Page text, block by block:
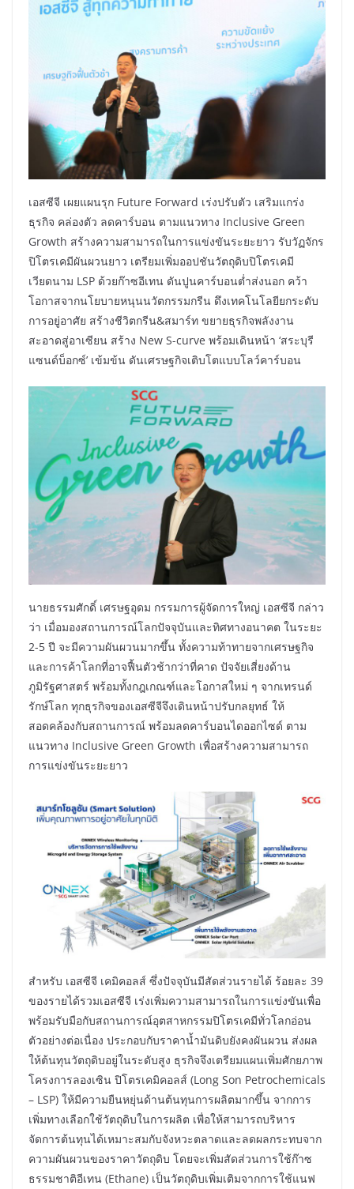
เอสซีจี เผยแผนรุก Future Forward เร่งปรับตัว เสริมแกร่ง
ธุรกิจ คล่องตัว ลดคาร์บอน ตามแนวทาง Inclusive Green
Growth สร้างความสามารถในการแข่งขันระยะยาว รับวัฏจักร
ปิโตรเคมีผันผวนยาว เตรียมเพิ่มออปชันวัตถุดิบปิโตรเคมี
เวียดนาม LSP ด้วยก๊าซอีเทน ดันปูนคาร์บอนต่ำส่งนอก คว้า
โอกาสจากนโยบายหนุนนวัตกรรมกรีน ดึงเทคโนโลยียกระดับ
การอยู่อาศัย สร้างชีวิตกรีน&สมาร์ท ขยายธุรกิจพลังงาน
สะอาดสู่อาเซียน สร้าง New S-curve พร้อมเดินหน้า ‘สระบุรี
แซนด์บ็อกซ์’ เข้มข้น ดันเศรษฐกิจเติบโตแบบโลว์คาร์บอน
นายธรรมศักดิ์ เศรษฐอุดม กรรมการผู้จัดการใหญ่ เอสซีจี กล่าว
ว่า เมื่อมองสถานการณ์โลกปัจจุบันและทิศทางอนาคต ในระยะ
2-5 ปี จะมีความผันผวนมากขึ้น ทั้งความท้าทายจากเศรษฐกิจ
และการค้าโลกที่อาจฟื้นตัวช้ากว่าที่คาด ปัจจัยเสี่ยงด้าน
ภูมิรัฐศาสตร์ พร้อมทั้งกฎเกณฑ์และโอกาสใหม่ ๆ จากเทรนด์
รักษ์โลก ทุกธุรกิจของเอสซีจีจึงเดินหน้าปรับกลยุทธ์ ให้
สอดคล้องกับสถานการณ์ พร้อมลดคาร์บอนไดออกไซด์ ตาม
แนวทาง Inclusive Green Growth เพื่อสร้างความสามารถ
การแข่งขันระยะยาว
สำหรับ เอสซีจี เคมิคอลส์ ซึ่งปัจจุบันมีสัดส่วนรายได้ ร้อยละ 39
ของรายได้รวมเอสซีจี เร่งเพิ่มความสามารถในการแข่งขันเพื่อ
พร้อมรับมือกับสถานการณ์อุตสาหกรรมปิโตรเคมีทั่วโลกอ่อน
ตัวอย่างต่อเนื่อง ประกอบกับราคาน้ำมันดิบยังคงผันผวน ส่งผล
ให้ต้นทุนวัตถุดิบอยู่ในระดับสูง ธุรกิจจึงเตรียมแผนเพิ่มศักยภาพ
โครงการลองเซิน ปิโตรเคมิคอลส์ (Long Son Petrochemicals
– LSP) ให้มีความยืนหยุ่นด้านต้นทุนการผลิตมากขึ้น จากการ
เพิ่มทางเลือกใช้วัตถุดิบในการผลิต เพื่อให้สามารถบริหาร
จัดการต้นทุนได้เหมาะสมกับจังหวะตลาดและลดผลกระทบจาก
ความผันผวนของราคาวัตถุดิบ โดยจะเพิ่มสัดส่วนการใช้ก๊าซ
ธรรมชาติอีเทน (Ethane) เป็นวัตถุดิบเพิ่มเติมจากการใช้แนฟ